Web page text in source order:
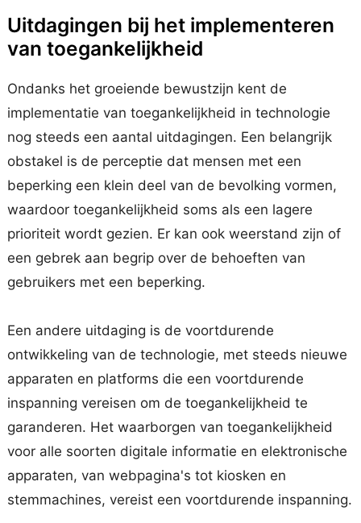
Uitdagingen bij het implementeren
van toegankelijkheid
Ondanks het groeiende bewustzijn kent de
implementatie van toegankelijkheid in technologie
nog steeds een aantal uitdagingen. Een belangrijk
obstakel is de perceptie dat mensen met een
beperking een klein deel van de bevolking vormen,
waardoor toegankelijkheid soms als een lagere
prioriteit wordt gezien. Er kan ook weerstand zijn of
een gebrek aan begrip over de behoeften van
gebruikers met een beperking.
Een andere uitdaging is de voortdurende
ontwikkeling van de technologie, met steeds nieuwe
apparaten en platforms die een voortdurende
inspanning vereisen om de toegankelijkheid te
garanderen. Het waarborgen van toegankelijkheid
voor alle soorten digitale informatie en elektronische
apparaten, van webpagina's tot kiosken en
stemmachines, vereist een voortdurende inspanning.